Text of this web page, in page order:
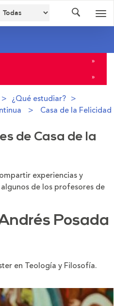
»
»
¿Qué estudiar?
Casa de la Felicidad
de Casa de la
experiencias y
de los profesores de
Posada
en Teología y Filosofía.